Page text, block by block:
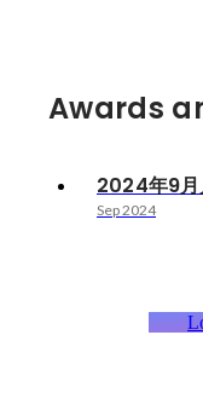
Awards
2024年9月
Sep 2024